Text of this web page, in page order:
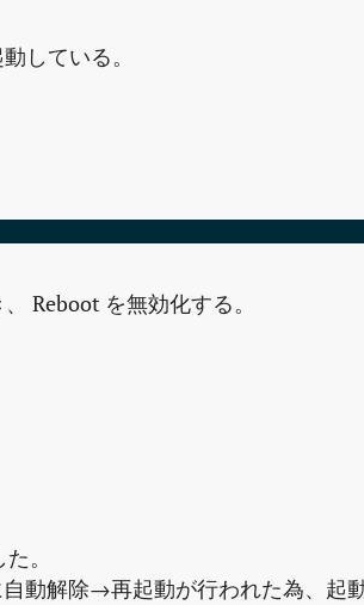
している。
Reboot を無効化する。
。
動解除→再起動が行われた為、起